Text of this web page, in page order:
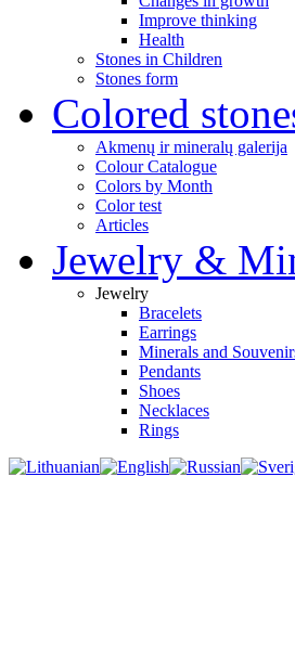
Improve thinking
Health
Stones in Children
Stones form
Colored
Akmenų ir mineralų galerija
Colour Catalogue
Colors by Month
Color test
Articles
Jewelry &
Jewelry
Bracelets
Earrings
Minerals and
Pendants
Shoes
Necklaces
Rings